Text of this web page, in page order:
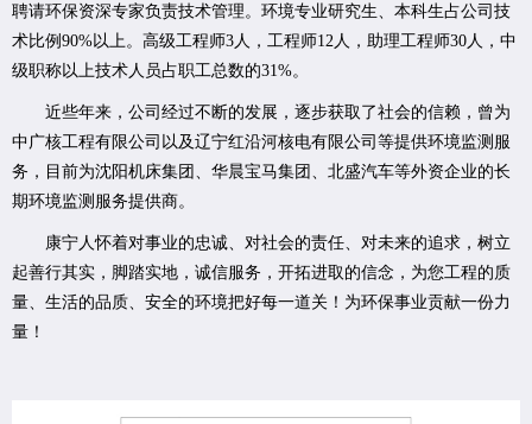
聘请环保资深专家负责技术管理。环境专业研究生、本科生占公司技
术比例90%以上。高级工程师3人，工程师12人，助理工程师30人，中
级职称以上技术人员占职工总数的31%。
近些年来，公司经过不断的发展，逐步获取了社会的信赖，曾为
中广核工程有限公司以及辽宁红沿河核电有限公司等提供环境监测服
务，目前为沈阳机床集团、华晨宝马集团、北盛汽车等外资企业的长
期环境监测服务提供商。
康宁人怀着对事业的忠诚、对社会的责任、对未来的追求，树立
起善行其实，脚踏实地，诚信服务，开拓进取的信念，为您工程的质
量、生活的品质、安全的环境把好每一道关！为环保事业贡献一份力
量！